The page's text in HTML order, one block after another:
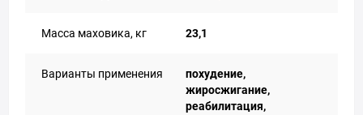
Масса маховика, кг 23,1
Варианты применения
похудение,
жиросжигание,
реабилитация,